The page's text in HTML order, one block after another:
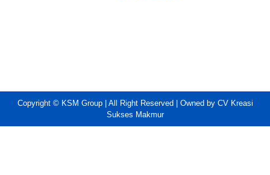
Copyright © KSM Group | All Right Reserved | Owned by CV Kreasi
Sukses Makmur